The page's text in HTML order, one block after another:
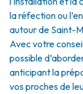
la réfection ou
autour de Saint-
Avec votre
possible
anticipant la
vos proches de